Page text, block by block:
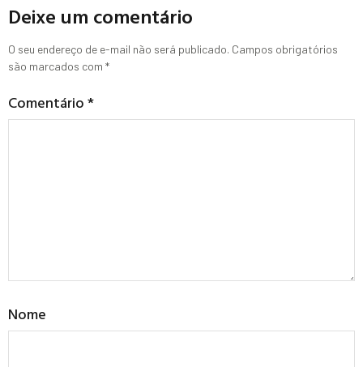
Deixe um comentário
O seu endereço de e-mail não será publicado. Campos obrigatórios
são marcados com *
Comentário*
Nome